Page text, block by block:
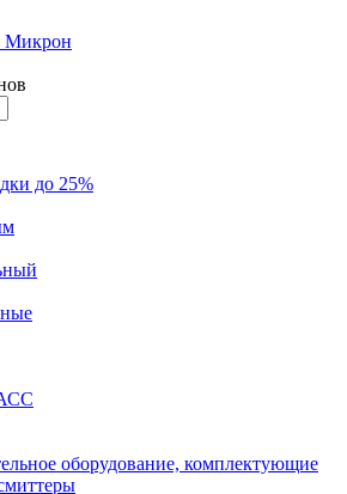
до 25%
оборудование, комплектующие